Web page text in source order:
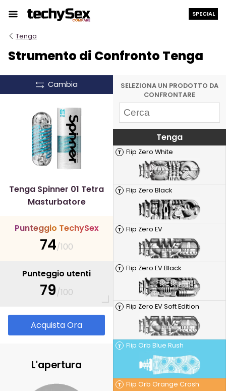
contenuto
SPECIAL
Tenga
Strumento di Confronto Tenga
SELEZIONA UN PRODOTTO DA
CONFRONTARE
Tenga
T Flip Zero White
T Flip Zero Black
T Flip Zero EV
T Flip Zero EV Black
T Flip Zero EV Soft Edition
T Flip Orb Blue Rush
T Flip Orb Orange Crash
Cambia
Tenga Spinner 01 Tetra
Masturbatore
Punteggio TechySex
74/100
Punteggio utenti
79/100
Acquista Ora
L'apertura